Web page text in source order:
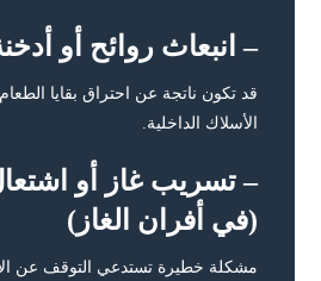
– انبعاث روائح أو
قد تكون ناتجة عن احتراق بقايا
الأسلاك الداخلية.
– تسريب غاز أو
(في أفران الغاز)
مشكلة خطيرة تستدعي التوقف عن